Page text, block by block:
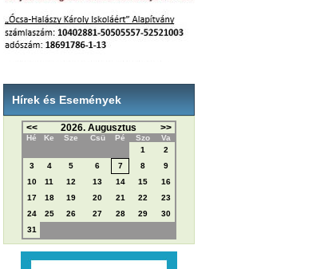
Hírek és Események
<< 2026. Augusztus >>
Hé Ke Sze Csü Pé Szo
Va
1
2
3
4 5 6 7 8
9
10
11 12 13 14 15
16
17
18 19 20 21 22
23
24
25 26 27 28 29
30
31